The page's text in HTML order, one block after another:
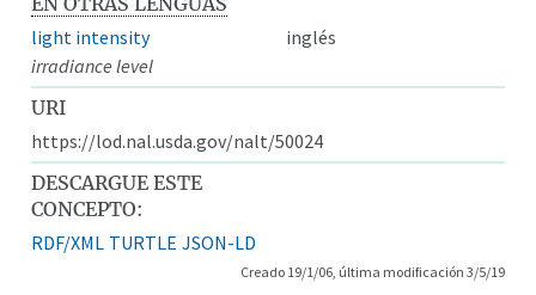
light intensity
inglés
irradiance level
URI
https://lod.nal.usda.gov/nalt/50024
DESCARGUE ESTE
CONCEPTO:
RDF/XML TURTLE JSON-LD
Creado 19/1/06, última modificación 3/5/19